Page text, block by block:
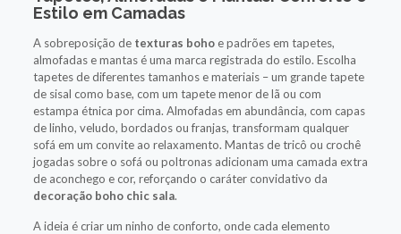
Estilo em Camadas
A sobreposição de texturas bohoe padrões em tapetes,
almofadas e mantas é uma marca registrada do estilo. Escolha
tapetes de diferentes tamanhos e materiais – um grande tapete
de sisal como base, com um tapete menor de lã ou com
estampa étnica por cima. Almofadas em abundância, com capas
de linho, veludo, bordados ou franjas, transformam qualquer
sofá em um convite ao relaxamento. Mantas de tricô ou crochê
jogadas sobre o sofá ou poltronas adicionam uma camada extra
de aconchego e cor, reforçando o caráter convidativo da
decoração boho chic sala.
A ideia é criar um ninho de conforto, onde cada elemento